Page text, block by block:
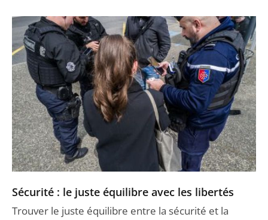
Sécurité : le juste équilibre avec les libertés
Trouver le juste équilibre entre la sécurité et la